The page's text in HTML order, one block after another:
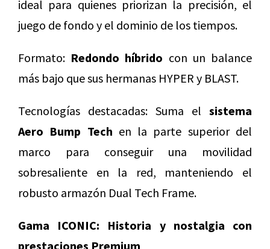
ideal para quienes priorizan la precisión, el
juego de fondo y el dominio de los tiempos.
Formato: Redondo híbrido con un balance
más bajo que sus hermanas HYPER y BLAST.
Tecnologías destacadas: Suma el sistema
Aero Bump Tech en la parte superior del
marco para conseguir una movilidad
sobresaliente en la red, manteniendo el
robusto armazón Dual Tech Frame.
Gama ICONIC: Historia y nostalgia con
prestaciones Premium